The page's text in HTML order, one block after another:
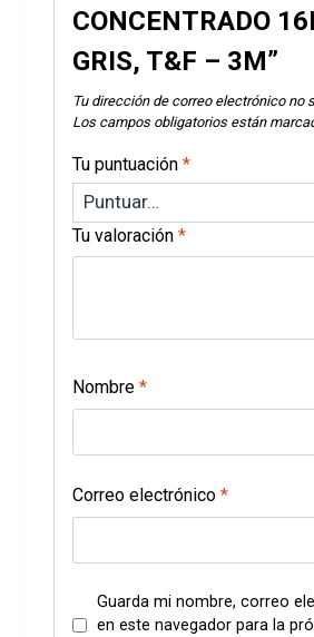
CONCENTRADO
GRIS, T&F – 3M”
Tu dirección de correo electrónico no
Los campos obligatorios están
Tu puntuación *
Tu valoración *
Nombre *
Correo electrónico *
Guarda mi nombre, correo
en este navegador para la